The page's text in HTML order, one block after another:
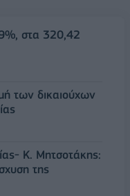
στα 320,42
των δικαιούχων
Κ. Μητσοτάκης:
της